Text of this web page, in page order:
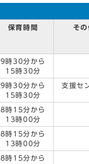
保育時間 そ
9時30分から
15時30分
9時30分から
15時30分
支援セ
8時15分から
13時00分
8時15分から
13時00分
8時15分から